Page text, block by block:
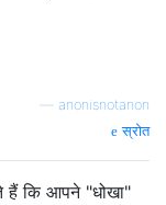
anonisnotanon
स्रोत
हैं कि आपने "धोखा"